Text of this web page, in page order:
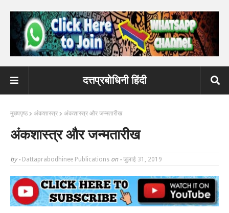
दत्तप्रबोधिनी हिंदी
मुख्यपृष्ठ अंकशास्त्र अंकशास्त्र और जन्मतारीख
अंकशास्त्र और जन्मतारीख
by - Dattaprabodhinee Publications on - जुलाई 31, 2019